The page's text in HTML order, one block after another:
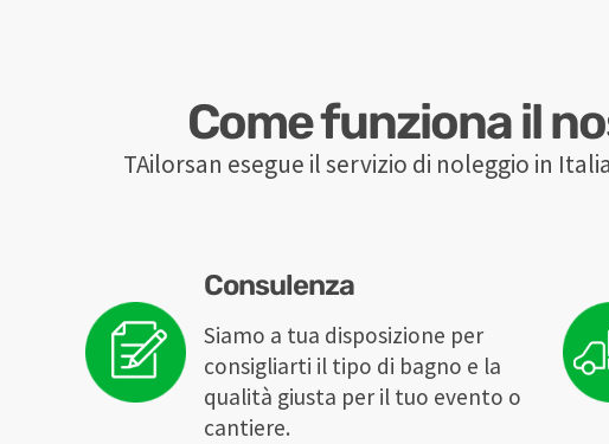
Come funziona il
TAilorsan esegue il servizio di noleggio in
Consulenza
Siamo a tua disposizione per
consigliarti il tipo di bagno e la
qualità giusta per il tuo evento o
cantiere.